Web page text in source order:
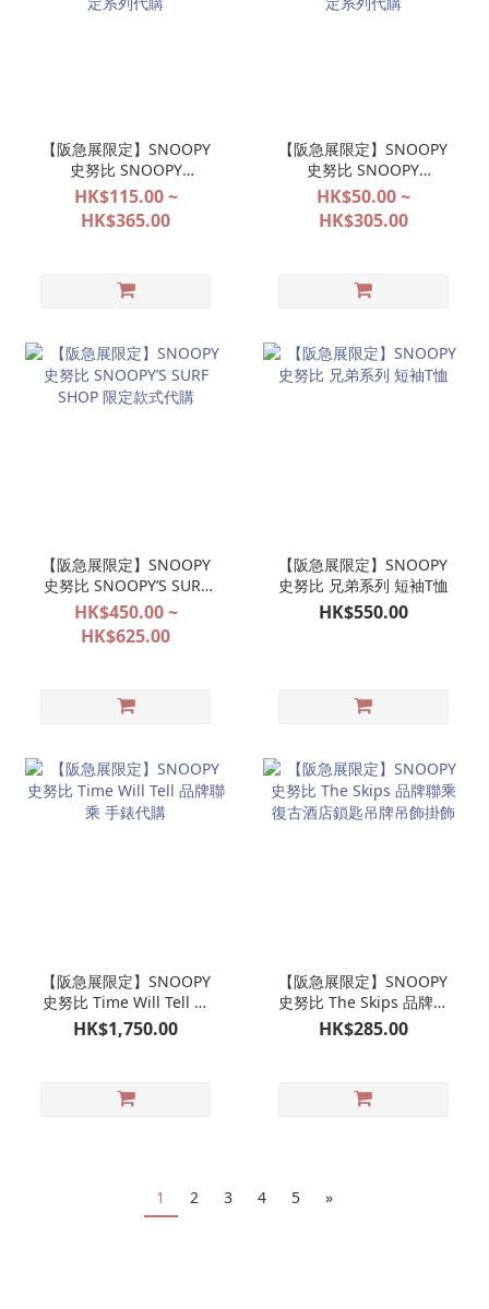
【阪急展限定】SNOOPY
史努比 SNOOPY
FESTIVAL
POP&SURPRISE 大阪限定
系列代購
HK$115.00 ~
HK$365.00
【阪急展限定】SNOOPY
史努比 SNOOPY
FESTIVAL
POP&SURPRISE 大阪限定
系列代購
HK$50.00 ~
HK$305.00
【阪急展限定】SNOOPY
史努比 SNOOPY’S SURF
SHOP 限定款式代購
HK$450.00 ~
HK$625.00
【阪急展限定】SNOOPY
史努比 兄弟系列 短袖T恤
HK$550.00
【阪急展限定】SNOOPY
史努比 Time Will Tell 品
牌聯乘 手錶代購
HK$1,750.00
【阪急展限定】SNOOPY
史努比 The Skips 品牌聯
乘 復古酒店鎖匙吊牌吊飾
掛飾
HK$285.00
1 2 3 4 5 »